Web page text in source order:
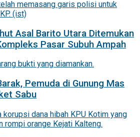
Asal Barito Utara Ditemukan
Pasar Subuh Ampah
Pemuda di Gunung Mas
Sabu